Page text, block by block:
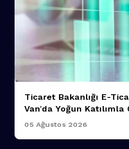
Ticaret Bakanlığı E-
Van’da Yoğun
05 Ağustos 2026